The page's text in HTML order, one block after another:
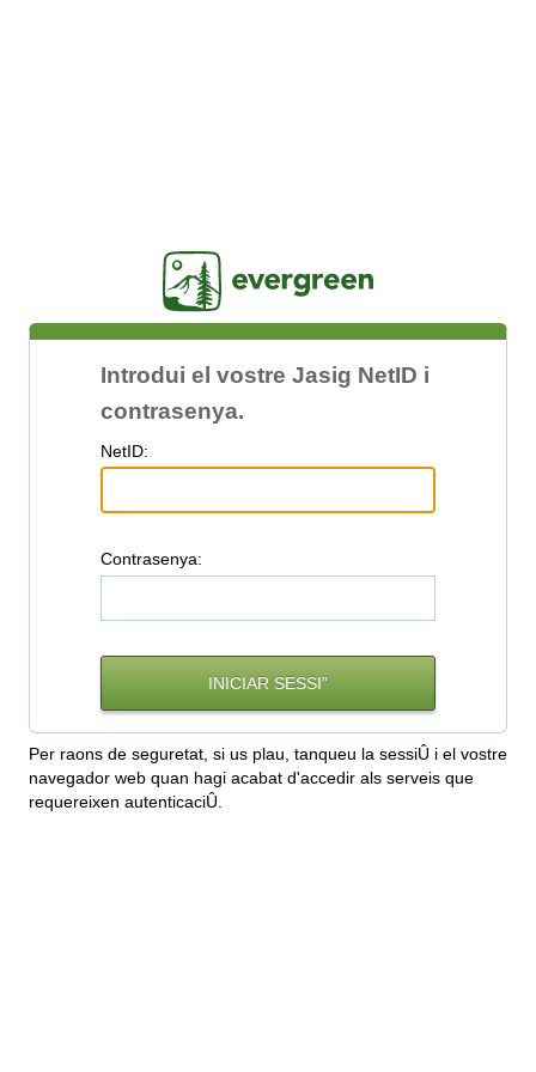
Introdui el vostre Jasig NetID i
contrasenya.
NetID:
Contrasenya:
Per raons de seguretat, si us plau, tanqueu la sessiÛ i el vostre
navegador web quan hagi acabat d'accedir als serveis que
requereixen autenticaciÛ.